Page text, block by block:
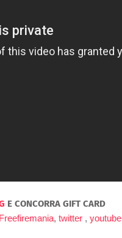
E CONCORRA GIFT CARD
Freefiremania, twitter , youtube